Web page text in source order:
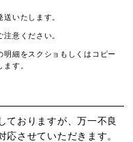
いたします。
意ください。
細をスクショもしくはコピー
す。
ておりますが、万一不良
させていただきます。